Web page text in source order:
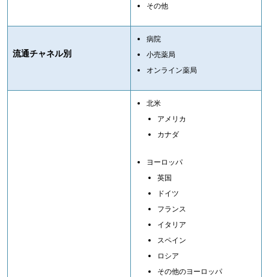
その他
流通チャネル別
病院
小売薬局
オンライン薬局
北米
アメリカ
カナダ
ヨーロッパ
英国
ドイツ
フランス
イタリア
スペイン
ロシア
その他のヨーロッパ